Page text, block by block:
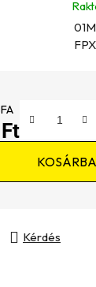
KOSÁRBA
Kérdés